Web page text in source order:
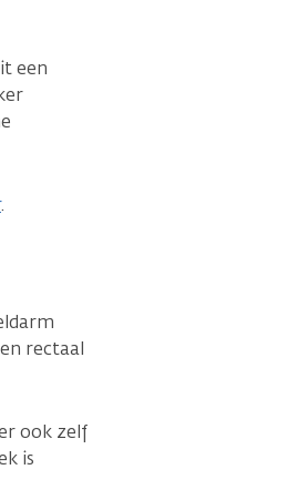
een
.
rectaal
ook zelf
is